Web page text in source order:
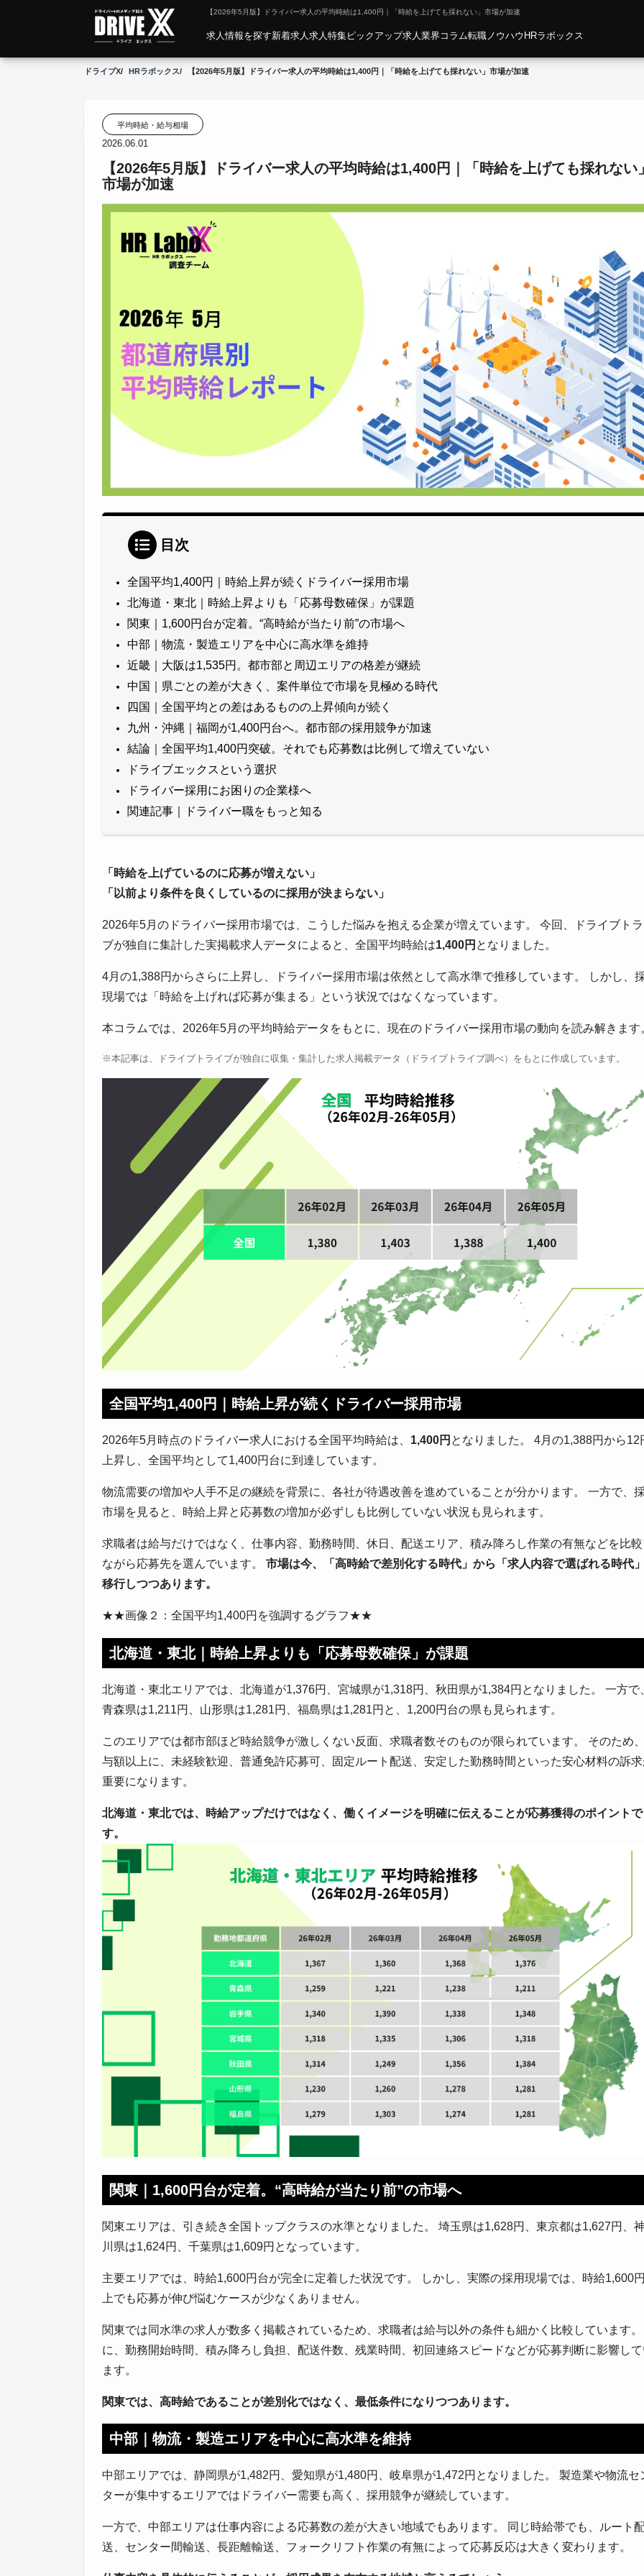
【2026年5月版】ドライバー求人の平均時給は1,400円｜「時給を上げても採れない」市場が加速
求人情報を探す新着求人求人特集ピックアップ求人業界コラム転職ノウハウ HRラボックス
ドライブX HRラボックス 【2026年5月版】ドライバー求人の平均時給は1,400円｜「時給を上げても採れない」市場が加速
平均時給・給与相場
2026.06.01
【2026年5月版】ドライバー求人の平均時給は1,400円｜「時給を上げても採れない
市場が加速
目次
全国平均1,400円｜時給上昇が続くドライバー採用市場
北海道・東北｜時給上昇よりも「応募母数確保」が課題
関東｜1,600円台が定着。“高時給が当たり前”の市場へ
中部｜物流・製造エリアを中心に高水準を維持
近畿｜大阪は1,535円。都市部と周辺エリアの格差が継続
中国｜県ごとの差が大きく、案件単位で市場を見極める時代
四国｜全国平均との差はあるものの上昇傾向が続く
九州・沖縄｜福岡が1,400円台へ。都市部の採用競争が加速
結論｜全国平均1,400円突破。それでも応募数は比例して増えていない
ドライブエックスという選択
ドライバー採用にお困りの企業様へ
関連記事｜ドライバー職をもっと知る
「時給を上げているのに応募が増えない」
「以前より条件を良くしているのに採用が決まらない」
2026年5月のドライバー採用市場では、こうした悩みを抱える企業が増えています。 今回、ドライブト
ブが独自に集計した実掲載求人データによると、全国平均時給は1,400円 となりました。
4月の1,388円からさらに上昇し、ドライバー採用市場は依然として高水準で推移しています。 しかし、
現場では「時給を上げれば応募が集まる」という状況ではなくなっています。
本コラムでは、2026年5月の平均時給データをもとに、現在のドライバー採用市場の動向を読み解きます
※本記事は、ドライブトライブが独自に収集・集計した求人掲載データ（ドライブトライブ調べ）をもとに作成しています。
全国平均1,400円｜時給上昇が続くドライバー採用市場
2026年5月時点のドライバー求人における全国平均時給は、 1,400円 となりました。 4月の1,388円から12
上昇し、全国平均として1,400円台に到達しています。
物流需要の増加や人手不足の継続を背景に、各社が待遇改善を進めていることが分かります。 一方で、
市場を見ると、時給上昇と応募数の増加が必ずしも比例していない状況も見られます。
求職者は給与だけではなく、仕事内容、勤務時間、休日、配送エリア、積み降ろし作業の有無などを比
ながら応募先を選んでいます。 市場は今、「高時給で差別化する時代」から「求人内容で選ばれる時代
移行しつつあります。
★★画像２：全国平均1,400円を強調するグラフ★★
北海道・東北｜時給上昇よりも「応募母数確保」が課題
北海道・東北エリアでは、北海道が1,376円、宮城県が1,318円、秋田県が1,384円となりました。 一方で
青森県は1,211円、山形県は1,281円、福島県は1,281円と、1,200円台の県も見られます。
このエリアでは都市部ほど時給競争が激しくない反面、求職者数そのものが限られています。 そのため
与額以上に、未経験歓迎、普通免許応募可、固定ルート配送、安定した勤務時間といった安心材料の訴
重要になります。
北海道・東北では、時給アップだけではなく、働くイメージを明確に伝えることが応募獲得のポイントで
す。
関東｜1,600円台が定着。“高時給が当たり前”の市場へ
関東エリアは、引き続き全国トップクラスの水準となりました。 埼玉県は1,628円、東京都は1,627円、
川県は1,624円、千葉県は1,609円となっています。
主要エリアでは、時給1,600円台が完全に定着した状況です。 しかし、実際の採用現場では、時給1,600
上でも応募が伸び悩むケースが少なくありません。
関東では同水準の求人が数多く掲載されているため、求職者は給与以外の条件も細かく比較しています
に、勤務開始時間、積み降ろし負担、配送件数、残業時間、初回連絡スピードなどが応募判断に影響し
ます。
関東では、高時給であることが差別化ではなく、最低条件になりつつあります。
中部｜物流・製造エリアを中心に高水準を維持
中部エリアでは、静岡県が1,482円、愛知県が1,480円、岐阜県が1,472円となりました。 製造業や物流セ
ターが集中するエリアではドライバー需要も高く、採用競争が継続しています。
一方で、中部エリアは仕事内容による応募数の差が大きい地域でもあります。 同じ時給帯でも、ルート
送、センター間輸送、長距離輸送、フォークリフト作業の有無によって応募反応は大きく変わります。